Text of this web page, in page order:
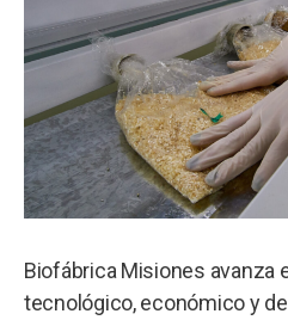
Biofábrica Misiones avanza
tecnológico, económico y